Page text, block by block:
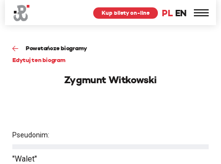
PL EN
Kup bilety on-line
Powstańcze biogramy
Edytuj ten biogram
Zygmunt Witkowski
Pseudonim:
"Walet"